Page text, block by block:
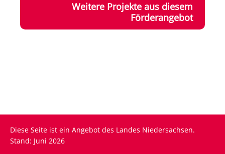
Weitere Projekte aus diesem
Förderangebot
Diese Seite ist ein Angebot des Landes Niedersachsen.
Stand: Juni 2026